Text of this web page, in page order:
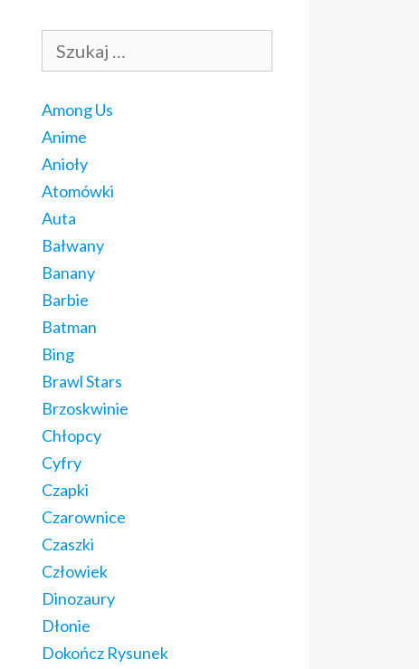
Among Us
Anime
Anioły
Atomówki
Auta
Bałwany
Banany
Barbie
Batman
Bing
Brawl Stars
Brzoskwinie
Chłopcy
Cyfry
Czapki
Czarownice
Czaszki
Człowiek
Dinozaury
Dłonie
Dokończ Rysunek